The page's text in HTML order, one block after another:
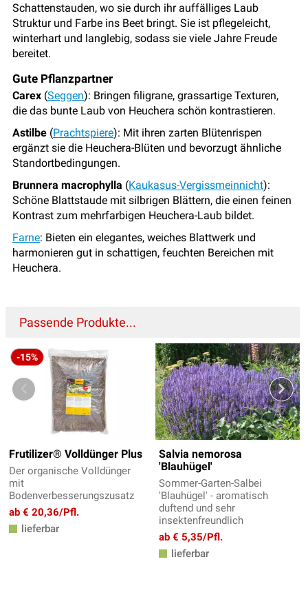
Schattenstauden, wo sie durch ihr auffälliges Laub
Struktur und Farbe ins Beet bringt. Sie ist pflegeleicht,
winterhart und langlebig, sodass sie viele Jahre Freude
bereitet.
Gute Pflanzpartner
Carex (Seggen): Bringen filigrane, grassartige Texturen,
die das bunte Laub von Heuchera schön kontrastieren.
Astilbe (Prachtspiere): Mit ihren zarten Blütenrispen
ergänzt sie die Heuchera-Blüten und bevorzugt ähnliche
Standortbedingungen.
Brunnera macrophylla (Kaukasus-Vergissmeinnicht):
Schöne Blattstaude mit silbrigen Blättern, die einen feinen
Kontrast zum mehrfarbigen Heuchera-Laub bildet.
Farne: Bieten ein elegantes, weiches Blattwerk und
harmonieren gut in schattigen, feuchten Bereichen mit
Heuchera.
Passende Produkte...
-15%
Frutilizer® Volldünger Plus
Der organische Volldünger
mit
Bodenverbesserungszusatz
ab € 20,36/Pfl.
lieferbar
Salvia nemorosa
'Blauhügel'
Sommer-Garten-Salbei
'Blauhügel' - aromatisch
duftend und sehr
insektenfreundlich
ab € 5,35/Pfl.
lieferbar